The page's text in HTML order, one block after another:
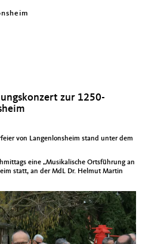
zur 1250-
von Lan­gen­lon­sheim stand unter dem
eine „Musikalis­che Orts­führung an
statt, an der MdL Dr. Hel­mut Mar­tin